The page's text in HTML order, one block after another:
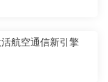
航空通信新引擎